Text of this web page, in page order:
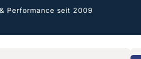
Performance seit 2009